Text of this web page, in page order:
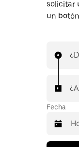
solicitar
un
Fecha